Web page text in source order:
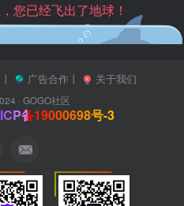
您已经飞出了地球！
丨 广告合作丨 关于我们
·GOGO社区
备19000698号-3